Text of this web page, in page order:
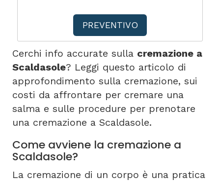
PREVENTIVO
Cerchi info accurate sulla cremazione a
Scaldasole? Leggi questo articolo di
approfondimento sulla cremazione, sui
costi da affrontare per cremare una
salma e sulle procedure per prenotare
una cremazione a Scaldasole.
Come avviene la cremazione a
Scaldasole?
La cremazione di un corpo è una pratica